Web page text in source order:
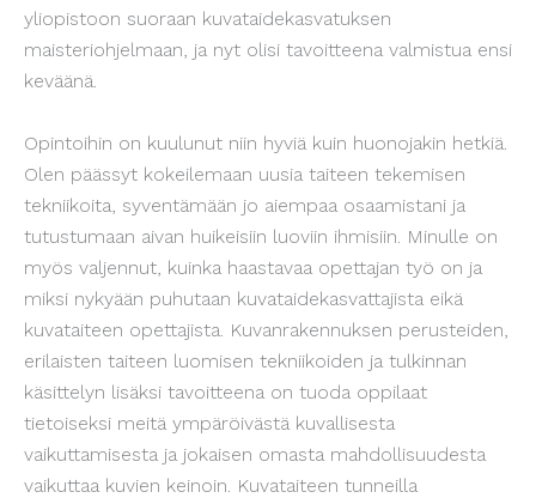
yliopistoon suoraan kuvataidekasvatuksen
maisteriohjelmaan, ja nyt olisi tavoitteena valmistua ensi
keväänä.
Opintoihin on kuulunut niin hyviä kuin huonojakin hetkiä.
Olen päässyt kokeilemaan uusia taiteen tekemisen
tekniikoita, syventämään jo aiempaa osaamistani ja
tutustumaan aivan huikeisiin luoviin ihmisiin. Minulle on
myös valjennut, kuinka haastavaa opettajan työ on ja
miksi nykyään puhutaan kuvataidekasvattajista eikä
kuvataiteen opettajista. Kuvanrakennuksen perusteiden,
erilaisten taiteen luomisen tekniikoiden ja tulkinnan
käsittelyn lisäksi tavoitteena on tuoda oppilaat
tietoiseksi meitä ympäröivästä kuvallisesta
vaikuttamisesta ja jokaisen omasta mahdollisuudesta
vaikuttaa kuvien keinoin. Kuvataiteen tunneilla